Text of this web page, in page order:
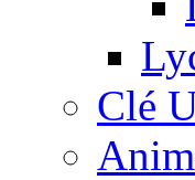
Clé